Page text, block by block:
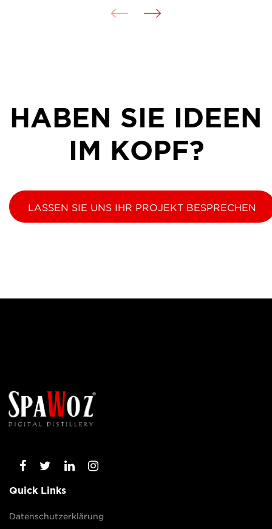
HABEN SIE IDEEN
IM KOPF?
LASSEN SIE UNS IHR PROJEKT BESPRECHEN
Quick Links
Datenschutzerklärung